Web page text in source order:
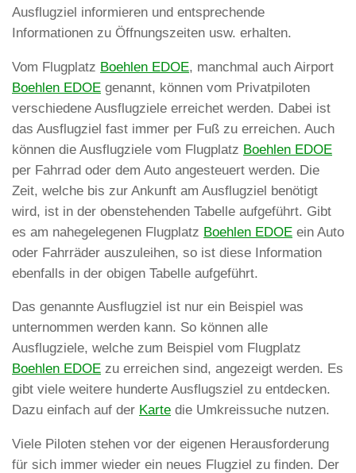
Ausflugziel informieren und entsprechende
Informationen zu Öffnungszeiten usw. erhalten.
Vom Flugplatz Boehlen EDOE, manchmal auch Airport
Boehlen EDOE genannt, können vom Privatpiloten
verschiedene Ausflugziele erreichet werden. Dabei ist
das Ausflugziel fast immer per Fuß zu erreichen. Auch
können die Ausflugziele vom Flugplatz Boehlen EDOE
per Fahrrad oder dem Auto angesteuert werden. Die
Zeit, welche bis zur Ankunft am Ausflugziel benötigt
wird, ist in der obenstehenden Tabelle aufgeführt. Gibt
es am nahegelegenen Flugplatz Boehlen EDOE ein Auto
oder Fahrräder auszuleihen, so ist diese Information
ebenfalls in der obigen Tabelle aufgeführt.
Das genannte Ausflugziel ist nur ein Beispiel was
unternommen werden kann. So können alle
Ausflugziele, welche zum Beispiel vom Flugplatz
Boehlen EDOE zu erreichen sind, angezeigt werden. Es
gibt viele weitere hunderte Ausflugsziel zu entdecken.
Dazu einfach auf der Karte die Umkreissuche nutzen.
Viele Piloten stehen vor der eigenen Herausforderung
für sich immer wieder ein neues Flugziel zu finden. Der